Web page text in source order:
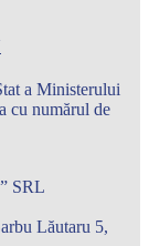
a Ministerului
cu numărul de
SRL
Lăutaru 5,